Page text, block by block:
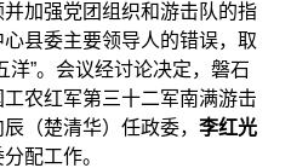
加强党团组织和游击队的指
县委主要领导人的错误，取
洋”。会议经讨论决定，磐石
农红军第三十二军南满游击
（楚清华）任政委， 李红光
配工作。